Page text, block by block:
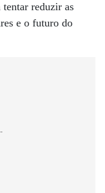
tentar reduzir as
e o futuro do